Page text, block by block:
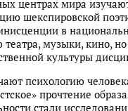
центрах мира
шекспировской
в
музыки, кино, но
культуры
психологию
прочтение
стали